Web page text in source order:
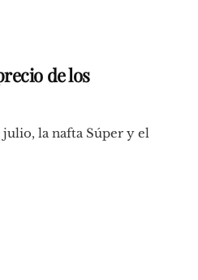
de los
la nafta Súper y el